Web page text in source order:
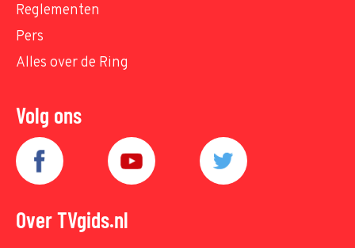
Reglementen
Pers
Alles over de Ring
Volg ons
Over TVgids.nl